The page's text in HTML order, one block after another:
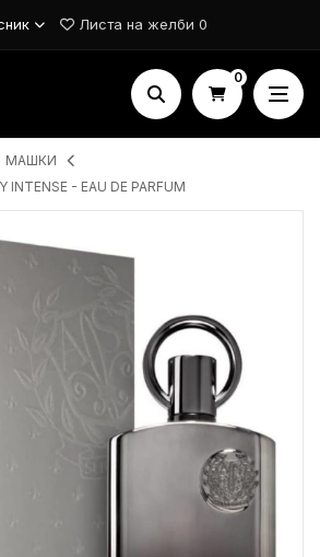
Листа на желби 0
0
MAШКИ
INTENSE - EAU DE PARFUM